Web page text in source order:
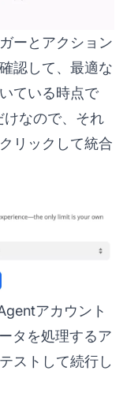
ーとアクション
認して、最適な
ている時点で
けなので、それ
リックして統合
アカウント
タを処理するア
ストして続行し